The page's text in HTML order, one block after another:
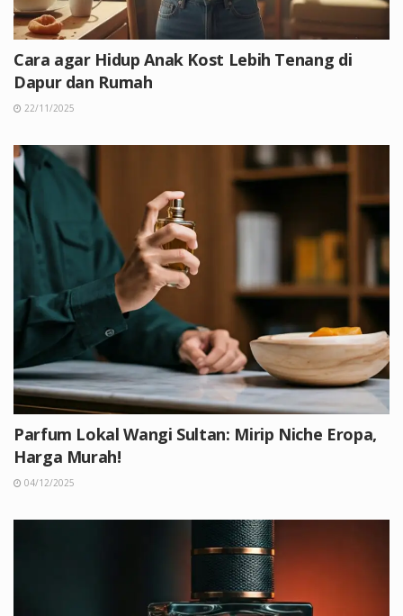
Cara agar Hidup Anak Kost Lebih Tenang di
Dapur dan Rumah
22/11/2025
Parfum Lokal Wangi Sultan: Mirip Niche Eropa,
Harga Murah!
04/12/2025